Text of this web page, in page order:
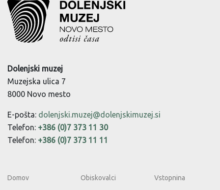
Dolenjski muzej
Muzejska ulica 7
8000 Novo mesto
E-pošta: dolenjski.muzej@dolenjskimuzej.si
Telefon: +386 (0)7 373 11 30
Telefon: +386 (0)7 373 11 11
Domov Obiskovalci Vstopnina